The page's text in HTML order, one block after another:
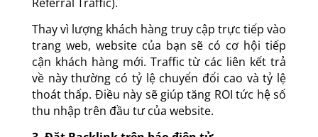
Thay vì lượng khách hàng truy cập trực tiếp vào
trang web, website của bạn sẽ có cơ hội tiếp
cận khách hàng mới. Traffic từ các liên kết trả
về này thường có tỷ lệ chuyển đổi cao và tỷ lệ
thoát thấp. Điều này sẽ giúp tăng ROI tức hệ số
thu nhập trên đầu tư của website.